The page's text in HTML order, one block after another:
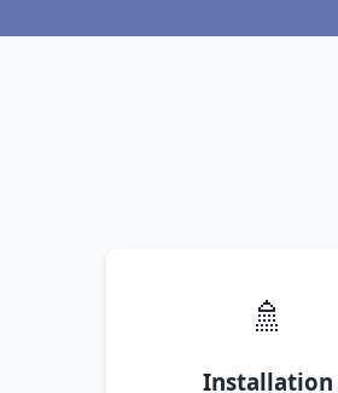
🚿
Installation